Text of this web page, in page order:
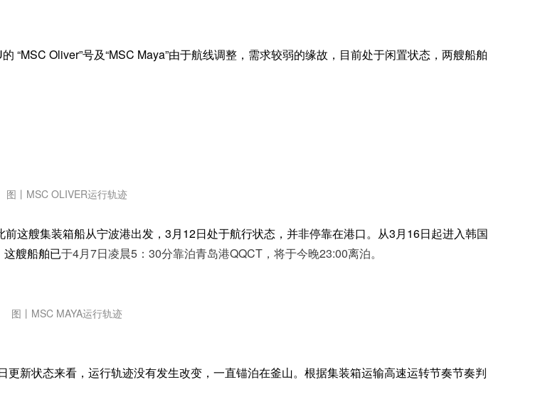
“MSC Oliver”号及“MSC Maya”由于航线调整，需求较弱的缘故，目前处于闲置状态，两艘船舶
图丨MSC OLIVER运行轨迹
前这艘集装箱船从宁波港出发，3月12日处于航行状态，并非停靠在港口。从3月16日起进入韩国
艘船舶已于4月7日凌晨5：30分靠泊青岛港QQCT，将于今晚23:00离泊。
图丨MSC MAYA运行轨迹
更新状态来看，运行轨迹没有发生改变，一直锚泊在釜山。根据集装箱运输高速运转节奏节奏判